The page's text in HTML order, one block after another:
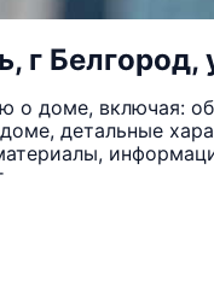
г Белгород,
доме, включая:
детальные